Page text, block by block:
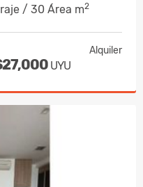
/ 30 Área m2
Alquiler
UYU